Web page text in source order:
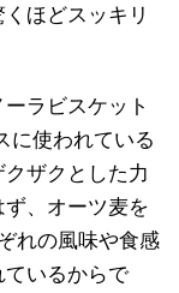
ほどスッキリ
ラビスケット
に使われている
ザクとした力
、オーツ麦を
れの風味や食感
ているからで